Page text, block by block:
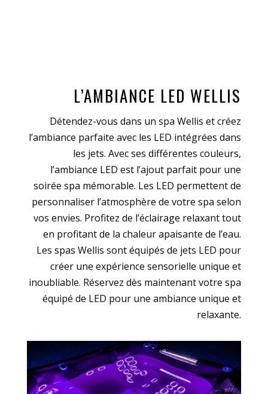
L’AMBIANCE LED WELLIS
Détendez-vous dans un spa Wellis et créez
l’ambiance parfaite avec les LED intégrées dans
les jets. Avec ses différentes couleurs,
l’ambiance LED est l’ajout parfait pour une
soirée spa mémorable. Les LED permettent de
personnaliser l’atmosphère de votre spa selon
vos envies. Profitez de l’éclairage relaxant tout
en profitant de la chaleur apaisante de l’eau.
Les spas Wellis sont équipés de jets LED pour
créer une expérience sensorielle unique et
inoubliable. Réservez dès maintenant votre spa
équipé de LED pour une ambiance unique et
relaxante.